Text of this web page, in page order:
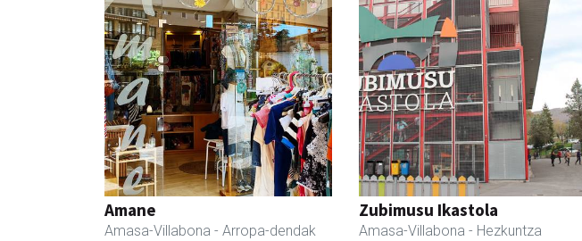
Amane
Amasa-Villabona - Arropa-dendak
Zubimusu Ikastola
Amasa-Villabona - Hezkuntza